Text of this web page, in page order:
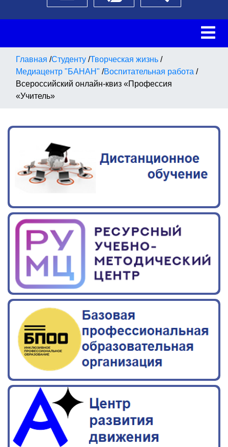
Главная /Студенту /Творческая жизнь /
Медиацентр "БАНАН" /Воспитательная работа /
Всероссийский онлайн-квиз «Профессия
«Учитель»